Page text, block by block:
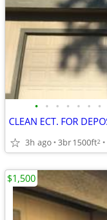
• • • • • • •
3h ago 3br1500ft2
$1,500